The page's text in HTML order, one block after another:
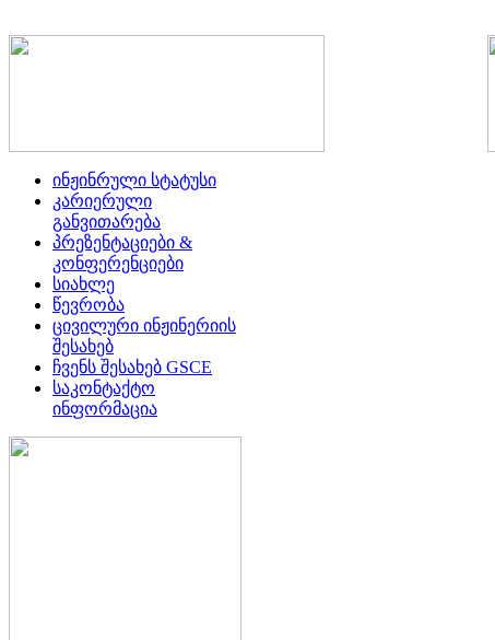
ინჟინრული სტატუსი
კარიერული
განვითარება
პრეზენტაციები &
კონფერენციები
სიახლე
წევრობა
ცივილური ინჟინერიის
შესახებ
ჩვენს შესახებ GSCE
საკონტაქტო
ინფორმაცია